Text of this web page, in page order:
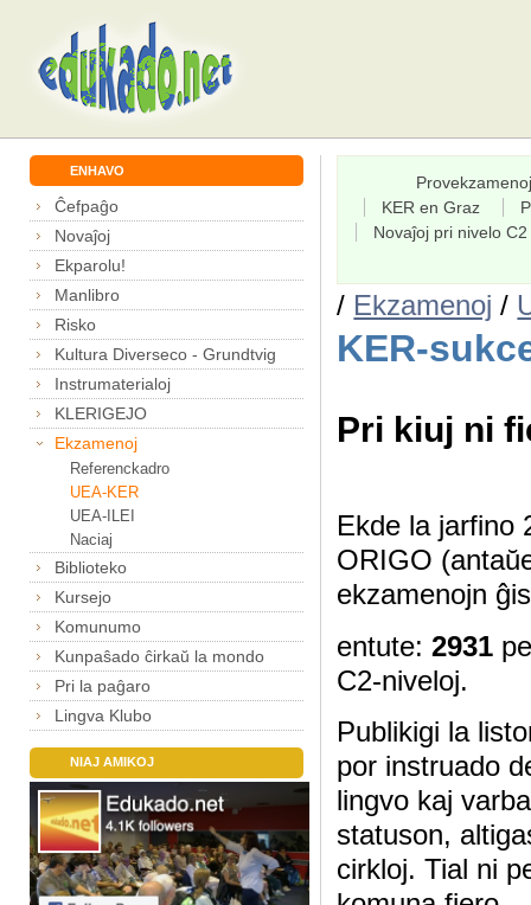
ENHAVO
Ĉefpaĝo
Novaĵoj
Ekparolu!
Manlibro
Risko
Kultura Diverseco - Grundtvig
Instrumaterialoj
KLERIGEJO
Ekzamenoj
Referenckadro
UEA-KER
UEA-ILEI
Naciaj
Biblioteko
Kursejo
Komunumo
Kunpaŝado ĉirkaŭ la mondo
Pri la paĝaro
Lingva Klubo
NIAJ AMIKOJ
Provekzamenoj
KER en Graz
Novaĵoj pri nivelo C2
/ Ekzamenoj /
KER-
Pri kiuj ni
Ekde la jarfino
ORIGO
ekzamenojn
entute:2931
C2-niveloj.
Publikigi la
por instruado
lingvo kaj
statuson,
cirkloj. Tial ni